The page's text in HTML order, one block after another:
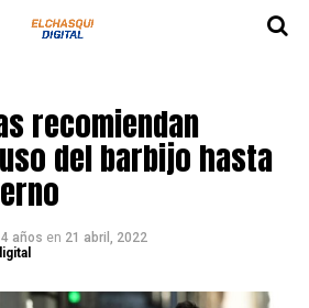
recomiendan
del barbijo hasta
años en 21 abril, 2022